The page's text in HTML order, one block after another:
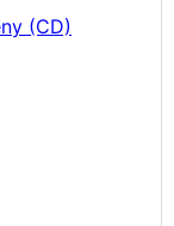
(CD)